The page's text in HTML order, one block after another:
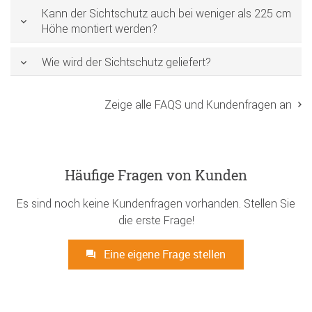
Kann der Sichtschutz auch bei weniger als 225 cm
Höhe montiert werden?
Wie wird der Sichtschutz geliefert?
Zeige alle FAQS und Kundenfragen an
Häufige Fragen von Kunden
Es sind noch keine Kundenfragen vorhanden. Stellen Sie
die erste Frage!
Eine eigene Frage stellen